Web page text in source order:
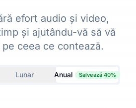
efort audio și video,
și ajutându-vă să vă
ceea ce contează.
Lunar Anual Salvează 40%